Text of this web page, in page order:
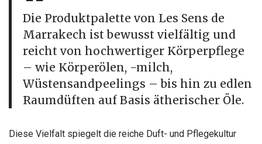
Die Produktpalette von Les Sens de
Marrakech ist bewusst vielfältig und
reicht von hochwertiger Körperpflege
– wie Körperölen, -milch,
Wüstensandpeelings – bis hin zu edlen
Raumdüften auf Basis ätherischer Öle.
Diese Vielfalt spiegelt die reiche Duft- und Pflegekultur